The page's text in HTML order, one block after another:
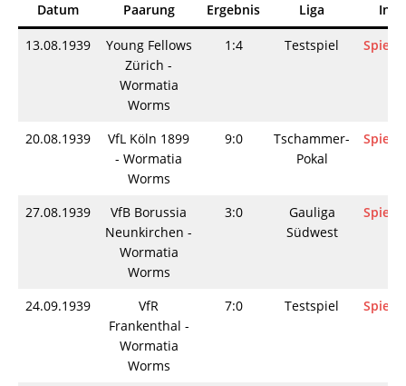
Datum
Paarung Ergebnis Liga Info
13.08.1939
Young Fellows
Zürich -
Wormatia
Worms
1:4 Testspiel
20.08.1939
VfL Köln 1899
- Wormatia
Worms
9:0
Tschammer-
Pokal
27.08.1939
VfB Borussia
Neunkirchen -
Wormatia
Worms
3:0
Gauliga
Südwest
24.09.1939
VfR
Frankenthal -
Wormatia
Worms
7:0 Testspiel